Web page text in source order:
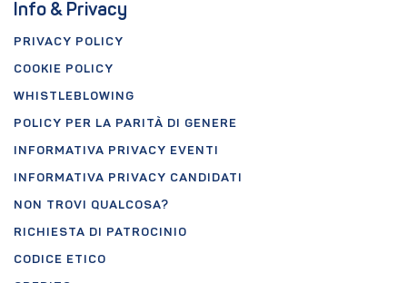
Info & Privacy
PRIVACY POLICY
COOKIE POLICY
WHISTLEBLOWING
POLICY PER LA PARITÀ DI GENERE
INFORMATIVA PRIVACY EVENTI
INFORMATIVA PRIVACY CANDIDATI
NON TROVI QUALCOSA?
RICHIESTA DI PATROCINIO
CODICE ETICO